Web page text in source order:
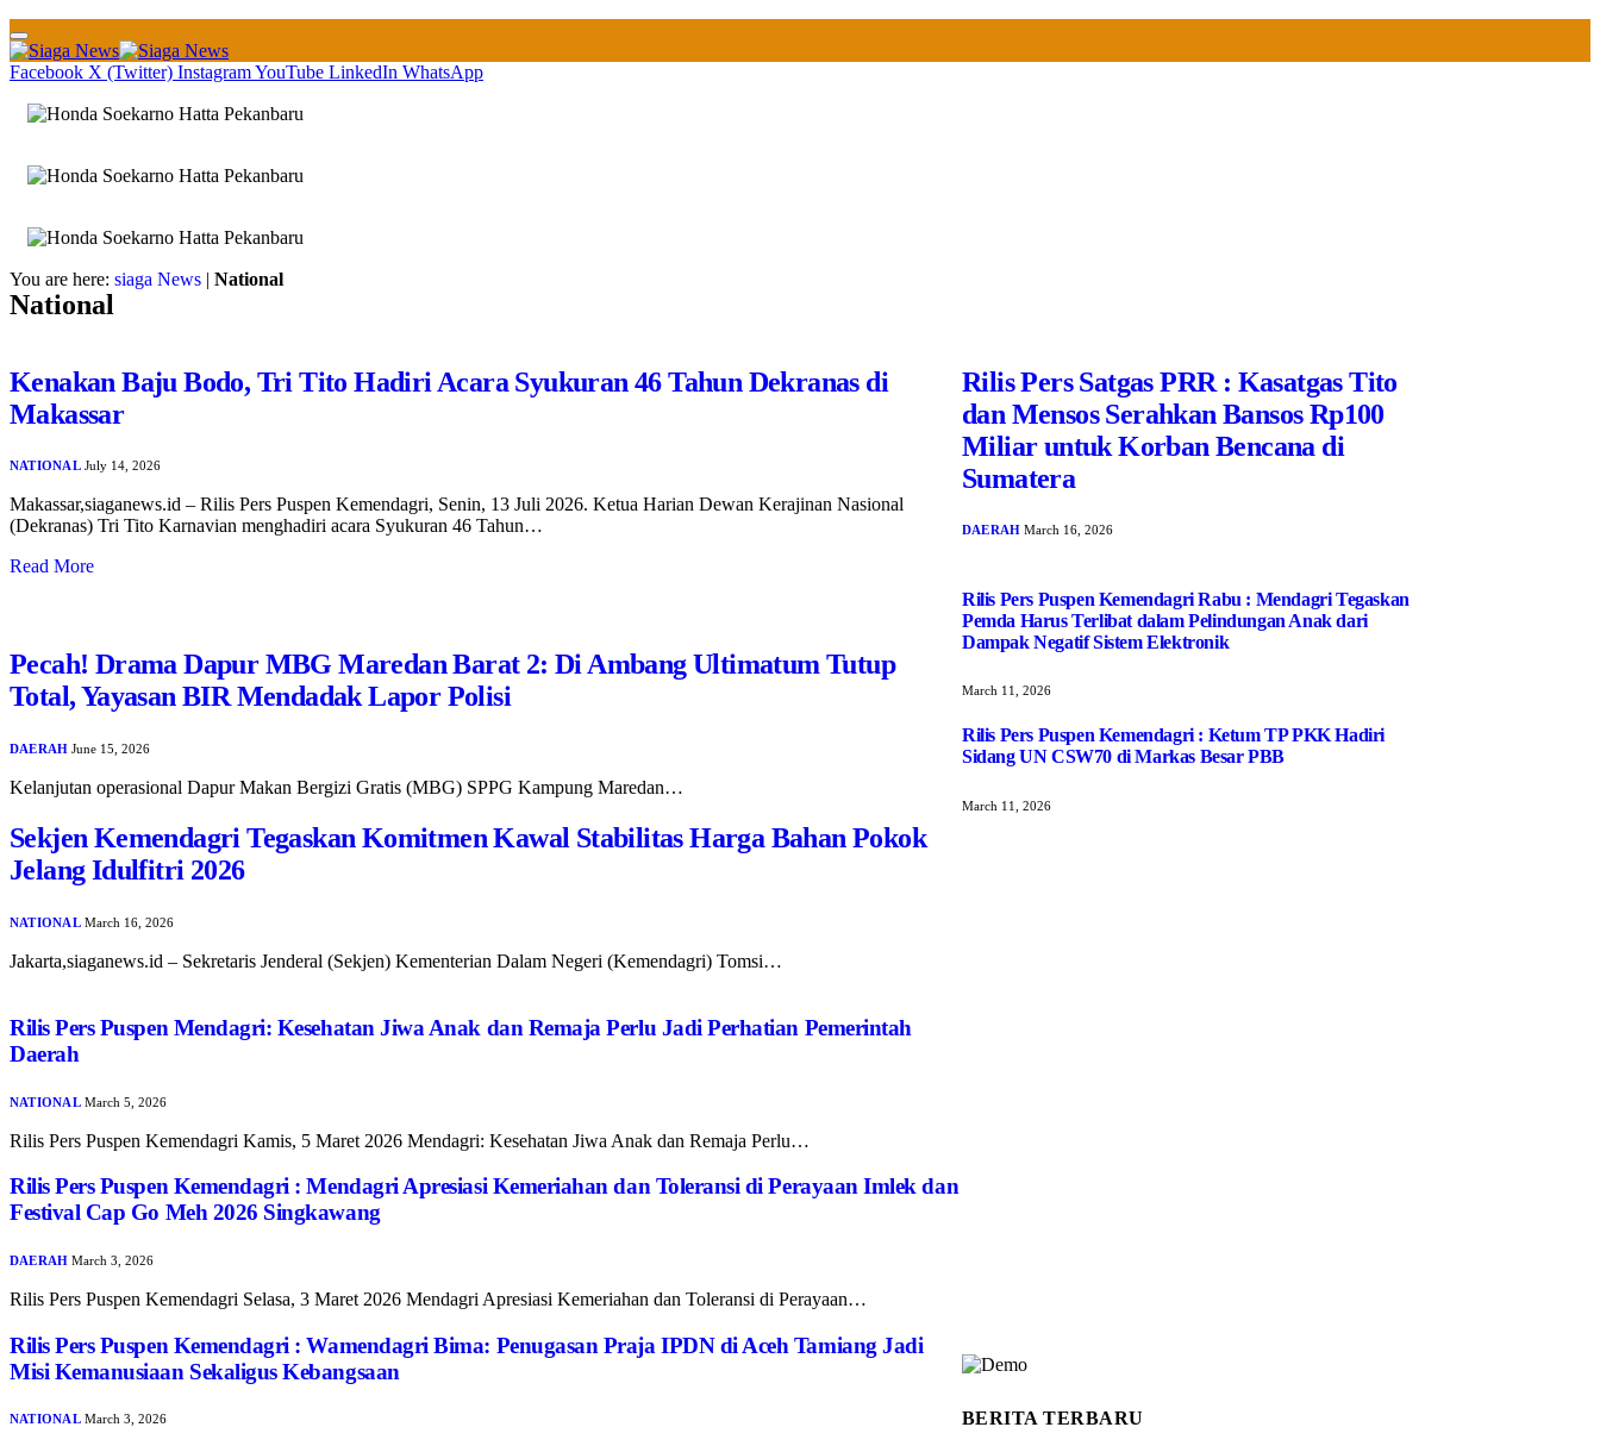
Facebook X (Twitter) InstagramYouTube LinkedIn WhatsApp
You are here: siaga News | National
National
Kenakan Baju Bodo, Tri Tito Hadiri Acara Syukuran 46 Tahun Dekranas di
Makassar
NATIONAL July 14, 2026
Makassar,siaganews.id – Rilis Pers Puspen Kemendagri, Senin, 13 Juli 2026. Ketua Harian Dewan Kerajinan Nasional
(Dekranas) Tri Tito Karnavian menghadiri acara Syukuran 46 Tahun…
Read More
Pecah! Drama Dapur MBG Maredan Barat 2: Di Ambang Ultimatum Tutup
Total, Yayasan BIR Mendadak Lapor Polisi
DAERAH June 15, 2026
Kelanjutan operasional Dapur Makan Bergizi Gratis (MBG) SPPG Kampung Maredan…
Sekjen Kemendagri Tegaskan Komitmen Kawal Stabilitas Harga Bahan Pokok
Jelang Idulfitri 2026
NATIONAL March 16, 2026
Jakarta,siaganews.id – Sekretaris Jenderal (Sekjen) Kementerian Dalam Negeri (Kemendagri) Tomsi…
Rilis Pers Satgas PRR : Kasatgas Tito
dan Mensos Serahkan Bansos Rp100
Miliar untuk Korban Bencana di
Sumatera
DAERAH March 16, 2026
Rilis Pers Puspen Kemendagri Rabu : Mendagri Tegaskan
Pemda Harus Terlibat dalam Pelindungan Anak dari
Dampak Negatif Sistem Elektronik
March 11, 2026
Rilis Pers Puspen Kemendagri : Ketum TP PKK Hadiri
Sidang UN CSW70 di Markas Besar PBB
March 11, 2026
Rilis Pers Puspen Mendagri: Kesehatan Jiwa Anak dan Remaja Perlu Jadi Perhatian Pemerintah
Daerah
NATIONAL March 5, 2026
Rilis Pers Puspen Kemendagri Kamis, 5 Maret 2026 Mendagri: Kesehatan Jiwa Anak dan Remaja Perlu…
Rilis Pers Puspen Kemendagri : Mendagri Apresiasi Kemeriahan dan Toleransi di Perayaan Imlek dan
Festival Cap Go Meh 2026 Singkawang
DAERAH March 3, 2026
Rilis Pers Puspen Kemendagri Selasa, 3 Maret 2026 Mendagri Apresiasi Kemeriahan dan Toleransi di Perayaan…
Rilis Pers Puspen Kemendagri : Wamendagri Bima: Penugasan Praja IPDN di Aceh Tamiang Jadi
Misi Kemanusiaan Sekaligus Kebangsaan
NATIONAL March 3, 2026 BERITA TERBARU